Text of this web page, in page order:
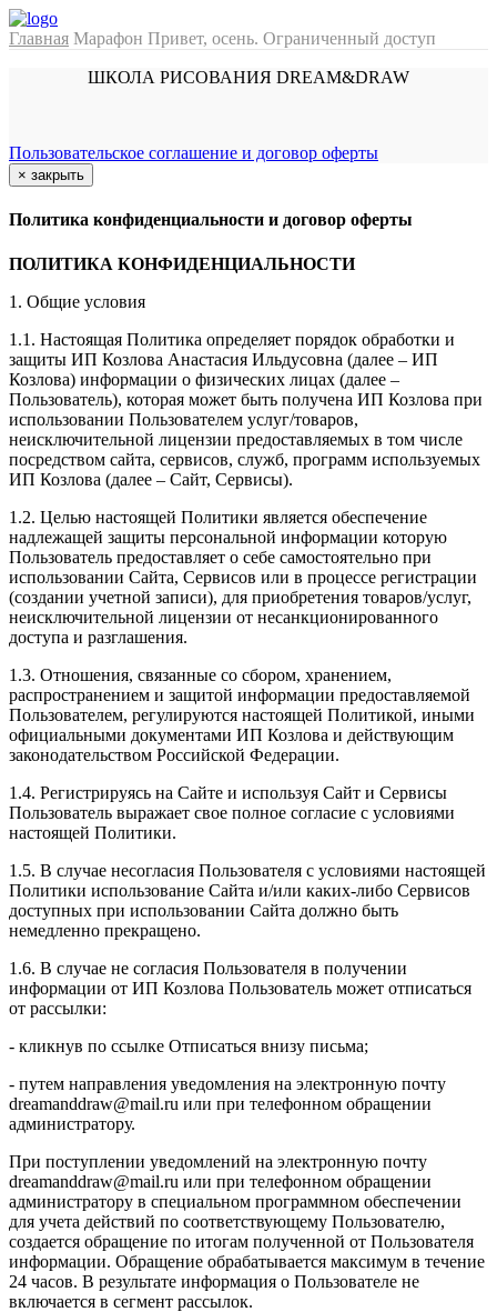
Главная Марафон Привет, осень. Ограниченный доступ
ШКОЛА РИСОВАНИЯ DREAM&DRAW
Пользовательское соглашение и договор оферты
× закрыть
Политика конфиденциальности и договор оферты
ПОЛИТИКА КОНФИДЕНЦИАЛЬНОСТИ
1. Общие условия
1.1. Настоящая Политика определяет порядок обработки и
защиты ИП Козлова Анастасия Ильдусовна (далее – ИП
Козлова) информации о физических лицах (далее –
Пользователь), которая может быть получена ИП Козлова при
использовании Пользователем услуг/товаров,
неисключительной лицензии предоставляемых в том числе
посредством сайта, сервисов, служб, программ используемых
ИП Козлова (далее – Сайт, Сервисы).
1.2. Целью настоящей Политики является обеспечение
надлежащей защиты персональной информации которую
Пользователь предоставляет о себе самостоятельно при
использовании Сайта, Сервисов или в процессе регистрации
(создании учетной записи), для приобретения товаров/услуг,
неисключительной лицензии от несанкционированного
доступа и разглашения.
1.3. Отношения, связанные со сбором, хранением,
распространением и защитой информации предоставляемой
Пользователем, регулируются настоящей Политикой, иными
официальными документами ИП Козловa и действующим
законодательством Российской Федерации.
1.4. Регистрируясь на Сайте и используя Сайт и Сервисы
Пользователь выражает свое полное согласие с условиями
настоящей Политики.
1.5. В случае несогласия Пользователя с условиями настоящей
Политики использование Сайта и/или каких-либо Сервисов
доступных при использовании Сайта должно быть
немедленно прекращено.
1.6. В случае не согласия Пользователя в получении
информации от ИП Козлова Пользователь может отписаться
от рассылки:
- кликнув по ссылке Отписаться внизу письма;
- путем направления уведомления на электронную почту
dreamanddraw@mail.ru или при телефонном обращении
администратору.
При поступлении уведомлений на электронную почту
dreamanddraw@mail.ru или при телефонном обращении
администратору в специальном программном обеспечении
для учета действий по соответствующему Пользователю,
создается обращение по итогам полученной от Пользователя
информации. Обращение обрабатывается максимум в течение
24 часов. В результате информация о Пользователе не
включается в сегмент рассылок.